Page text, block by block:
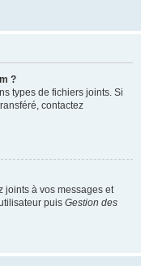
?
types de fichiers joints. Si
contactez
joints à vos messages et
puis Gestion des